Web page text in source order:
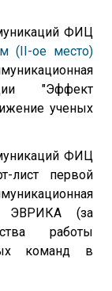
ФИЦ
(II-ое место)
"Эффект
ученых
ФИЦ
первой
ЭВРИКА (за
работы
команд в